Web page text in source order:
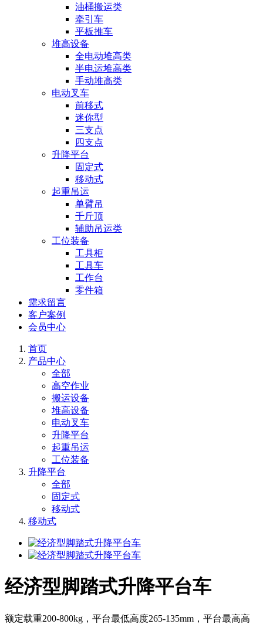
油桶搬运类
牵引车
平板推车
堆高设备
全电动堆高类
半电运堆高类
手动堆高类
电动叉车
前移式
迷你型
三支点
四支点
升降平台
固定式
移动式
起重吊运
单臂吊
千斤顶
辅助吊运类
工位装备
工具柜
工具车
工作台
零件箱
需求留言
客户案例
会员中心
首页
产品中心
全部
高空作业
搬运设备
堆高设备
电动叉车
升降平台
起重吊运
工位装备
升降平台
全部
固定式
移动式
移动式
经济型脚踏式升降平台车
额定载重200-800kg，平台最低高度265-135mm，平台最高高